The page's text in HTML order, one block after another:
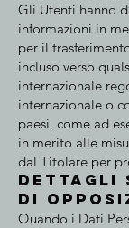
Gli Utenti hanno
informazioni in
per il
incluso verso
internazionale
internazionale o
paesi, come ad
in merito alle
dal Titolare per
Dettagli
di
Quando i Dati